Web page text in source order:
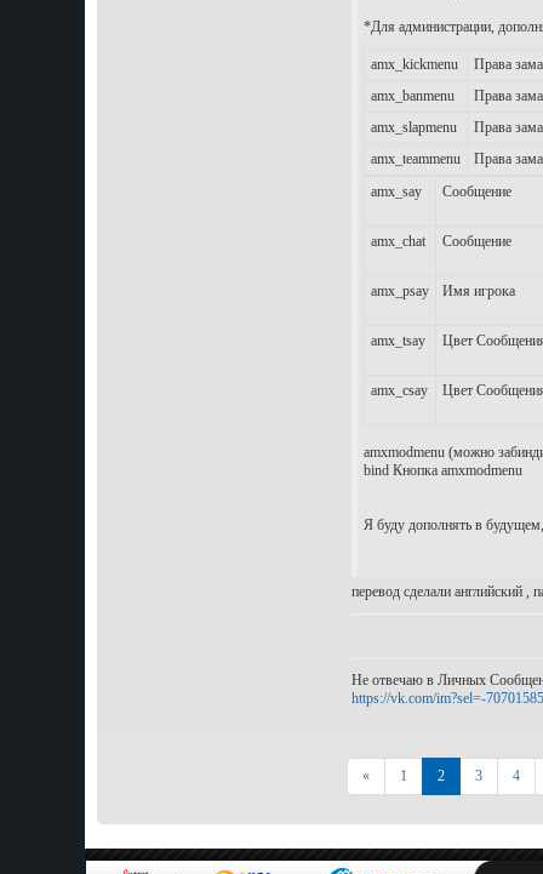
*Для администрации,
amx_kickmenu
Права зама
amx_banmenu
Права зама
amx_slapmenu
Права зама
amx_teammenu
Права зама
amx_say
Сообщение
amx_chat Сообщение
amx_psay Имя игрока
amx_tsay Цвет
amx_csay Цвет
amxmodmenu (можно
bind Кнопка amxmodmenu
Я буду дополнять в будущем,
перевод сделали английский ,
Не отвечаю в Личных
https://vk.com/im?sel=-70701585
«Первая1 2 3 4